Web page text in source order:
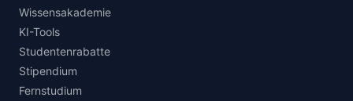
Wissensakademie
KI-Tools
Studentenrabatte
Stipendium
Fernstudium